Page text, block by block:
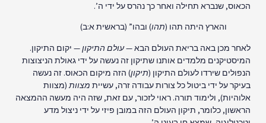
הכאוס, שנברא תחילה ואחר כך נהרס על ידי ה’.
והארץ היתה תהו (תהו) ובהו” (בראשית א:ב)
לאחר מכן באה בריאת העולם הבא —עולם התיקון— יקום התיקון.
המיסטיקנים מלמדים אותנו שתיקון זה נעשה על ידי גאולת הניצוצות
הנפולים שירדו לעולם התיקון (תיקון) הזה מיקום הכאוס. זה נעשה
בעיקר על ידי ביטול כל צורות עבודה זרה, עשיית מצוות(מצוות
אלוהיות), ולימוד תורה. ראוי לזכור, עם זאת, שזה היה מעשה ההמצאה
הראשון, כלומר, תיקון העולם הזה במובן פיזי על ידי ניצול מדע